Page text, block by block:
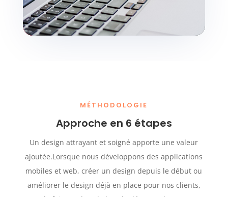
MÉTHODOLOGIE
Approche en 6 étapes
Un design attrayant et soigné apporte une valeur
ajoutée.Lorsque nous développons des applications
mobiles et web, créer un design depuis le début ou
améliorer le design déjà en place pour nos clients,